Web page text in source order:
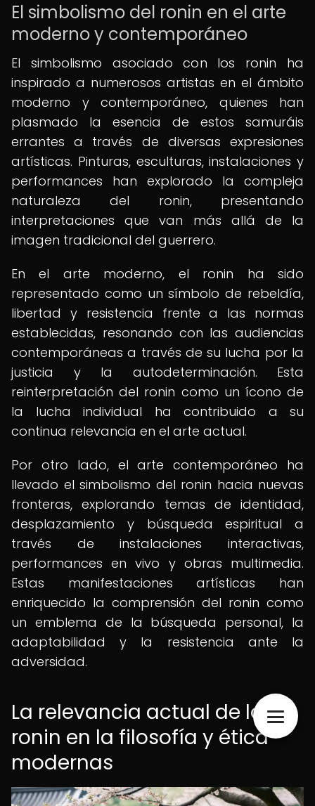
El simbolismo del ronin en el arte
moderno y contemporáneo
El simbolismo asociado con los ronin ha
inspirado a numerosos artistas en el ámbito
moderno y contemporáneo, quienes han
plasmado la esencia de estos samuráis
errantes a través de diversas expresiones
artísticas. Pinturas, esculturas, instalaciones y
performances han explorado la compleja
naturaleza del ronin, presentando
interpretaciones que van más allá de la
imagen tradicional del guerrero.
En el arte moderno, el ronin ha sido
representado como un símbolo de rebeldía,
libertad y resistencia frente a las normas
establecidas, resonando con las audiencias
contemporáneas a través de su lucha por la
justicia y la autodeterminación. Esta
reinterpretación del ronin como un ícono de
la lucha individual ha contribuido a su
continua relevancia en el arte actual.
Por otro lado, el arte contemporáneo ha
llevado el simbolismo del ronin hacia nuevas
fronteras, explorando temas de identidad,
desplazamiento y búsqueda espiritual a
través de instalaciones interactivas,
performances en vivo y obras multimedia.
Estas manifestaciones artísticas han
enriquecido la comprensión del ronin como
un emblema de la búsqueda personal, la
adaptabilidad y la resistencia ante la
adversidad.
La relevancia actual de los
ronin en la filosofía y ética
modernas